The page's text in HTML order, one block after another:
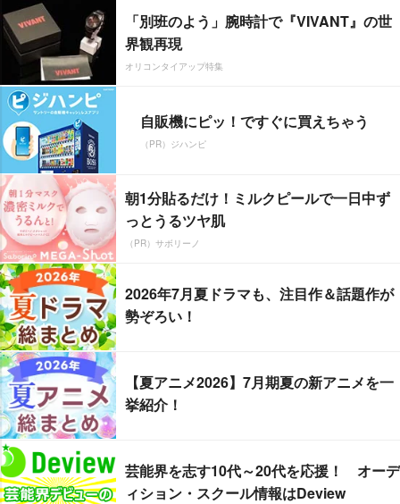
「別班のよう」腕時計で『VIVANT』の世
界観再現
オリコンタイアップ特集
自販機にピッ！ですぐに買えちゃう
（PR）ジハンピ
朝1分貼るだけ！ミルクピールで一日中ず
っとうるツヤ肌
（PR）サボリーノ
2026年7月夏ドラマも、注目作＆話題作が
勢ぞろい！
【夏アニメ2026】7月期夏の新アニメを一
挙紹介！
芸能界を志す10代～20代を応援！ オーデ
ィション・スクール情報はDeview